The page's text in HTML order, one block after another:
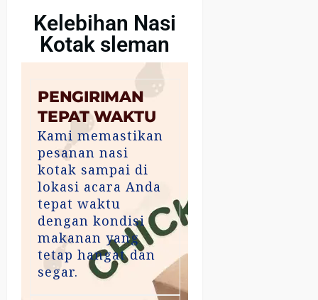
Kelebihan Nasi
Kotak sleman
PENGIRIMAN
TEPAT WAKTU
Kami memastikan
pesanan nasi
kotak sampai di
lokasi acara Anda
tepat waktu
dengan kondisi
makanan yang
tetap hangat dan
segar.